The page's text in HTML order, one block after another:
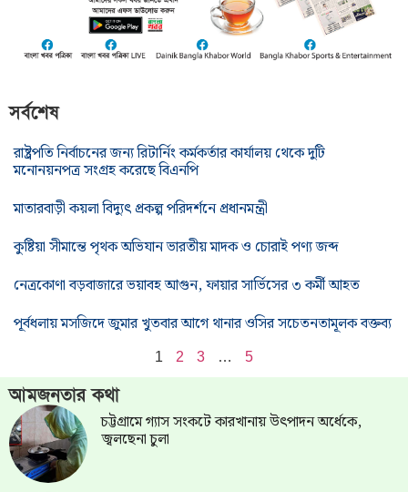
সর্বশেষ
রাষ্ট্রপতি নির্বাচনের জন্য রিটার্নিং কর্মকর্তার কার্যালয় থেকে দুটি
মনোনয়নপত্র সংগ্রহ করেছে বিএনপি
মাতারবাড়ী কয়লা বিদ্যুৎ প্রকল্প পরিদর্শনে প্রধানমন্ত্রী
কুষ্টিয়া সীমান্তে পৃথক অভিযান ভারতীয় মাদক ও চোরাই পণ্য জব্দ
নেত্রকোণা বড়বাজারে ভয়াবহ আগুন, ফায়ার সার্ভিসের ৩ কর্মী আহত
পূর্বধলায় মসজিদে জুমার খুতবার আগে থানার ওসির সচেতনতামূলক বক্তব্য
1 2 3 … 5
আমজনতার কথা
চট্টগ্রামে গ্যাস সংকটে কারখানায় উৎপাদন অর্ধেকে,
জ্বলছেনা চুলা